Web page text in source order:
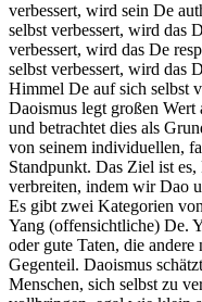
verbessert, wird sein De
selbst verbessert, wird das
verbessert, wird das De
selbst verbessert, wird das
Himmel De auf sich selbst
Daoismus legt großen
und betrachtet dies als
von seinem individuellen,
Standpunkt. Das Ziel ist
verbreiten, indem wir Dao
Es gibt zwei Kategorien
Yang (offensichtliche) De.
oder gute Taten, die
Gegenteil. Daoismus
Menschen, sich selbst zu